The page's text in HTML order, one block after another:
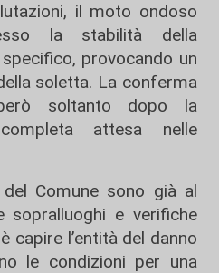
il moto ondoso
la stabilità della
provocando un
soletta. La conferma
soltanto dopo la
attesa nelle
Comune sono già al
e verifiche
capire l’entità del danno
le condizioni per una